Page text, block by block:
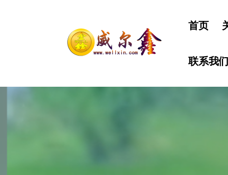
首页
联系我